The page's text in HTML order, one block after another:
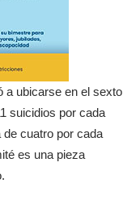
a ubicarse en el sexto
suicidios por cada
cuatro por cada
es una pieza